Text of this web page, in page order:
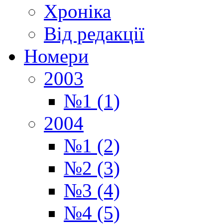
Хроніка
Від редакції
Номери
2003
№1 (1)
2004
№1 (2)
№2 (3)
№3 (4)
№4 (5)